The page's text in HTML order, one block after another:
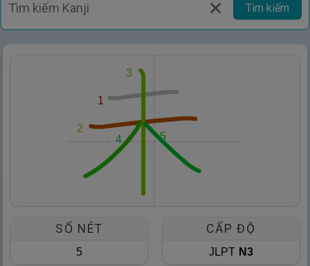
Tìm kiếm
1
2
3
4 5
SỐ NÉT
5
CẤP ĐỘ
JLPT N3